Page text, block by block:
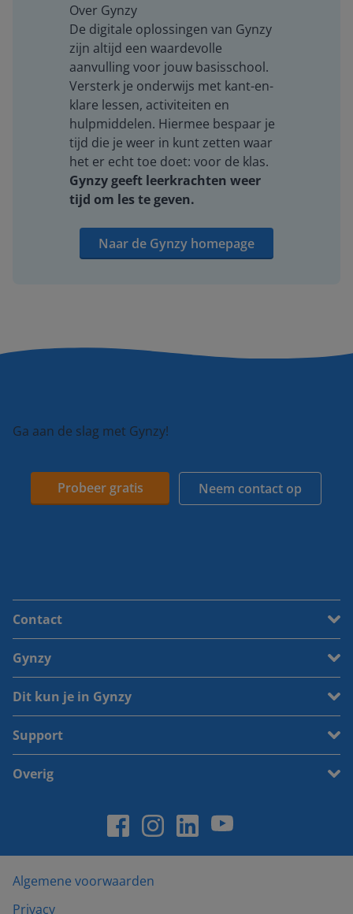
Over Gynzy
De digitale oplossingen van Gynzy
zijn altijd een waardevolle
aanvulling voor jouw basisschool.
Versterk je onderwijs met kant-en-
klare lessen, activiteiten en
hulpmiddelen. Hiermee bespaar je
tijd die je weer in kunt zetten waar
het er echt toe doet: voor de klas.
Gynzy geeft leerkrachten weer
tijd om les te geven.
Naar de Gynzy homepage
Ga aan de slag met Gynzy!
Probeer gratis Neem contact op
Contact
Gynzy
Dit kun je in Gynzy
Support
Overig
Algemene voorwaarden
Privacy